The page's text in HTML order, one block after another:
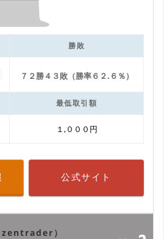
勝敗
７２勝４３敗（勝率６２.６％）
最低取引額
１,０００円
公式サイト
zentrader）